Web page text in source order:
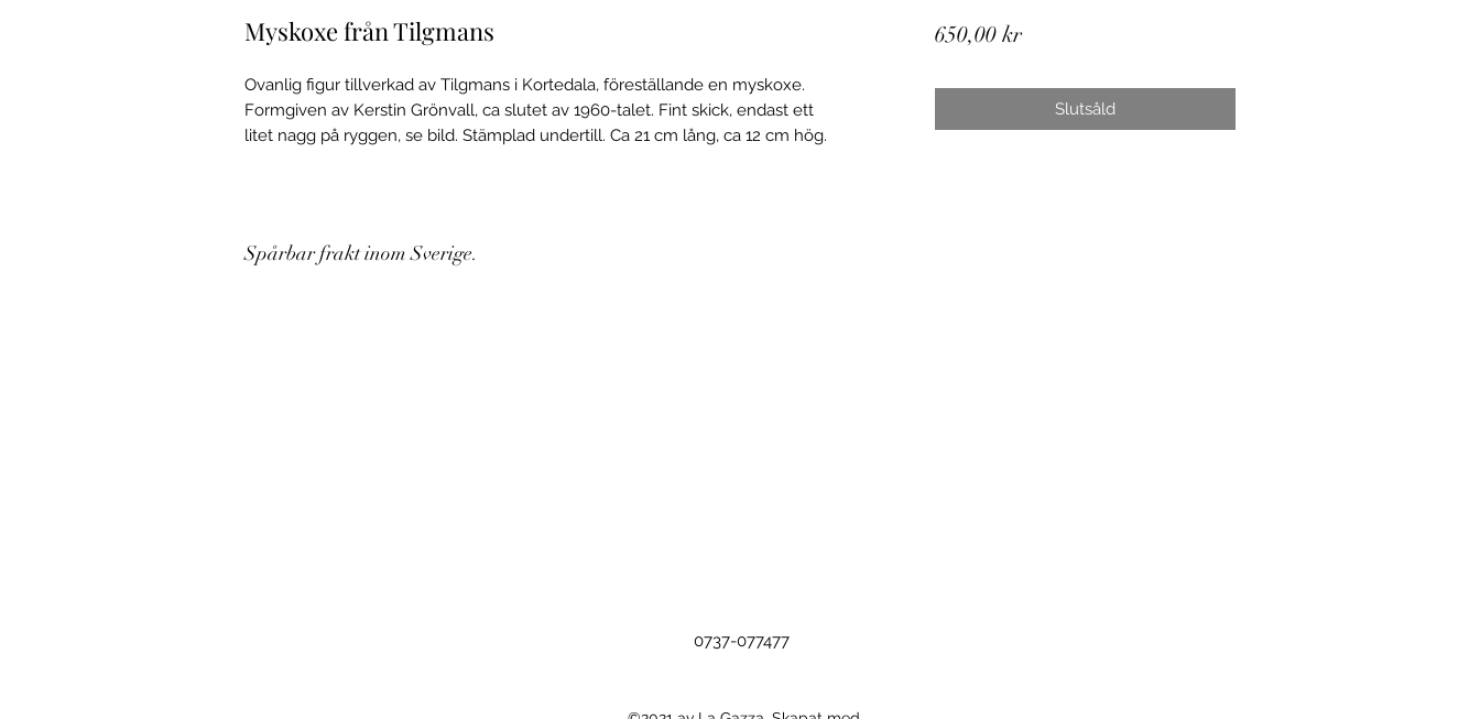
Myskoxe från Tilgmans
Ovanlig figur tillverkad av Tilgmans i Kortedala, föreställande en myskoxe.
Formgiven av Kerstin Grönvall, ca slutet av 1960-talet. Fint skick, endast ett
litet nagg på ryggen, se bild. Stämplad undertill. Ca 21 cm lång, ca 12 cm hög.
Spårbar frakt inom Sverige.
650,00 krPris
Slutsåld
0737-077477